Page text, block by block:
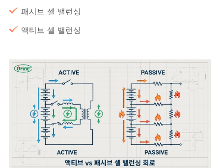
패시브 셀 밸런싱
액티브 셀 밸런싱